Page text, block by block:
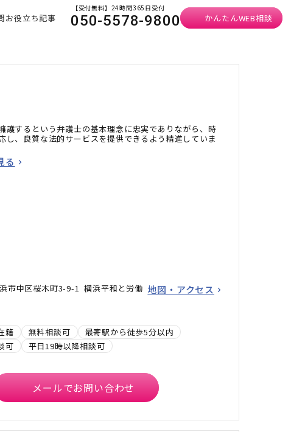
お役立ち記事
【受付無料】24時間365日受付
050-5578-9800 かんたんWEB相談
護するという弁護士の基本理念に忠実でありながら、時
し、良質な法的サービスを提供できるよう精進していま
る
市中区桜木町3-9-1 横浜平和と労働 地図・アクセス
籍 無料相談可
最寄駅から徒歩5分以内
可
平日19時以降相談可
メールでお問い合わせ